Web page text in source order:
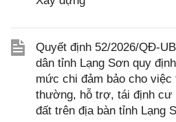
Quyết định 52/2026/QĐ-
dân tỉnh Lạng Sơn quy
mức chi đảm bảo cho
thường, hỗ trợ, tái định cư
đất trên địa bàn tỉnh Lạng